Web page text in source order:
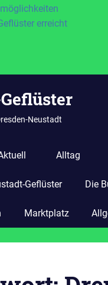
erreicht
Neustadt
Alltag
Geflüster Die
Marktplatz